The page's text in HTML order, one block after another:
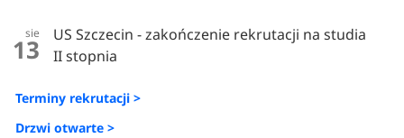
sie
13
US Szczecin - zakończenie rekrutacji na studia
II stopnia
Terminy rekrutacji >
Drzwi otwarte >